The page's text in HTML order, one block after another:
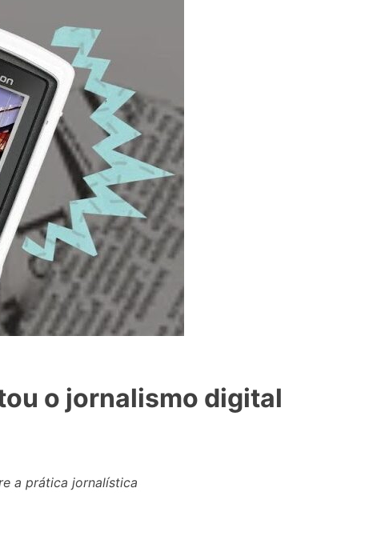
o jornalismo digital
a prática jornalística